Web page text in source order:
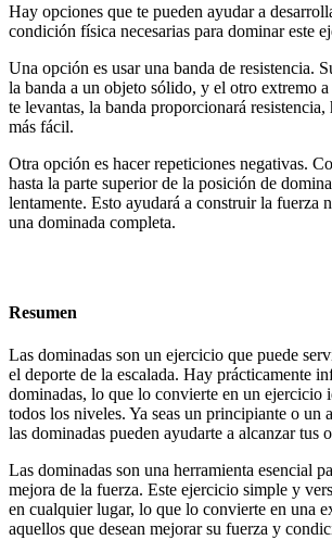
Hay opciones que te pueden ayudar a
condición física necesarias para dominar este
Una opción es usar una banda de resistencia.
la banda a un objeto sólido, y el otro extremo
te levantas, la banda proporcionará
más fácil.
Otra opción es hacer repeticiones negativas.
hasta la parte superior de la posición de
lentamente. Esto ayudará a construir la fuerza
una dominada completa.
Resumen
Las dominadas son un ejercicio que puede
el deporte de la escalada. Hay prácticamente
dominadas, lo que lo convierte en un ejercicio
todos los niveles. Ya seas un principiante o un
las dominadas pueden ayudarte a alcanzar tus
Las dominadas son una herramienta esencial
mejora de la fuerza. Este ejercicio simple y
en cualquier lugar, lo que lo convierte en una
aquellos que desean mejorar su fuerza y